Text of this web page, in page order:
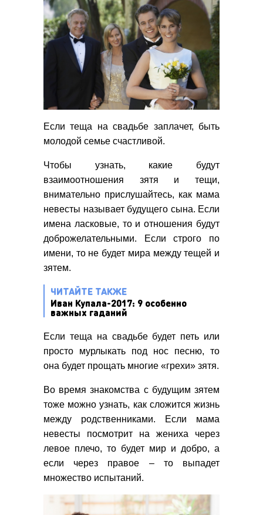
Если теща на свадьбе заплачет, быть
молодой семье счастливой.
Чтобы узнать, какие будут
взаимоотношения зятя и тещи,
внимательно прислушайтесь, как мама
невесты называет будущего сына. Если
имена ласковые, то и отношения будут
доброжелательными. Если строго по
имени, то не будет мира между тещей и
зятем.
ЧИТАЙТЕ ТАКЖЕ
Иван Купала-2017: 9 особенно
важных гаданий
Если теща на свадьбе будет петь или
просто мурлыкать под нос песню, то
она будет прощать многие «грехи» зятя.
Во время знакомства с будущим зятем
тоже можно узнать, как сложится жизнь
между родственниками. Если мама
невесты посмотрит на жениха через
левое плечо, то будет мир и добро, а
если через правое – то выпадет
множество испытаний.